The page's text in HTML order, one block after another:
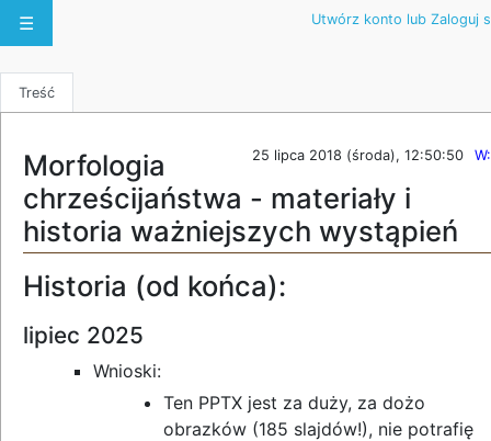
☰ Utwórz konto lub Zaloguj
Treść
25 lipca 2018 (środa), 12:50:50
Morfologia
chrześcijaństwa - materiały i
historia ważniejszych wystąpień
Historia (od końca):
lipiec 2025
Wnioski:
Ten PPTX jest za duży, za dożo
obrazków (185 slajdów!), nie potrafię